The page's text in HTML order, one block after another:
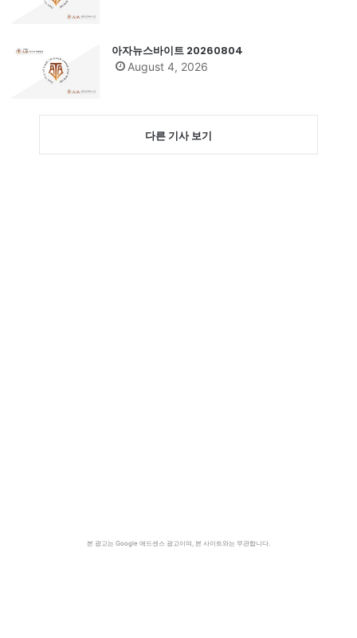
아자뉴스바이트 20260804
August 4, 2026
다른 기사 보기
본 광고는 Google 애드센스 광고이며, 본 사이트와는 무관합니다.